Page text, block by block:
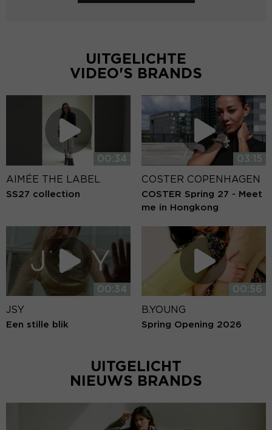
UITGELICHTE
VIDEO'S BRANDS
00:34
AIMÉE THE LABEL
SS27 collection
03:15
COSTER COPENHAGEN
COSTER Spring 27 - Meet
me in Hongkong
00:34
JSY
Een stille blik
00:56
B.YOUNG
Spring Opening 2026
UITGELICHT
NIEUWS BRANDS